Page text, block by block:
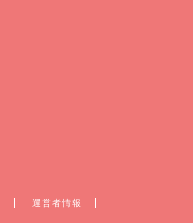
運営者情報